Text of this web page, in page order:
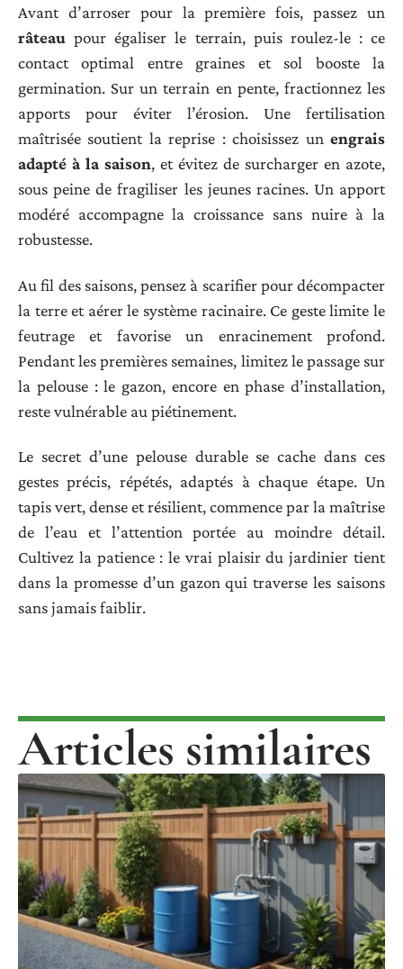
Avant d’arroser pour la première fois, passez un
râteau pour égaliser le terrain, puis roulez-le : ce
contact optimal entre graines et sol booste la
germination. Sur un terrain en pente, fractionnez les
apports pour éviter l’érosion. Une fertilisation
maîtrisée soutient la reprise : choisissez un engrais
adapté à la saison, et évitez de surcharger en azote,
sous peine de fragiliser les jeunes racines. Un apport
modéré accompagne la croissance sans nuire à la
robustesse.
Au fil des saisons, pensez à scarifier pour décompacter
la terre et aérer le système racinaire. Ce geste limite le
feutrage et favorise un enracinement profond.
Pendant les premières semaines, limitez le passage sur
la pelouse : le gazon, encore en phase d’installation,
reste vulnérable au piétinement.
Le secret d’une pelouse durable se cache dans ces
gestes précis, répétés, adaptés à chaque étape. Un
tapis vert, dense et résilient, commence par la maîtrise
de l’eau et l’attention portée au moindre détail.
Cultivez la patience : le vrai plaisir du jardinier tient
dans la promesse d’un gazon qui traverse les saisons
sans jamais faiblir.
Articles similaires